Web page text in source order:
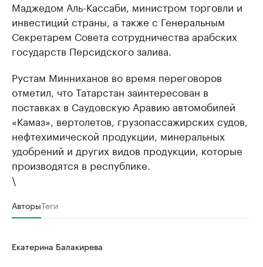
Маджедом Аль-Кассаби, министром торговли и
инвестиций страны, а также с Генеральным
Секретарем Совета сотрудничества арабских
государств Персидского залива.
Рустам Минниханов во время переговоров
отметил, что Татарстан заинтересован в
поставках в Саудовскую Аравию автомобилей
«Камаз», вертолетов, грузопассажирских судов,
нефтехимической продукции, минеральных
удобрений и других видов продукции, которые
производятся в республике.
\
АвторыТеги
Екатерина Балакирева